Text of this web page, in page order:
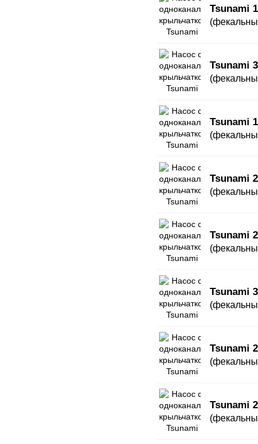
Tsunami
Tsunami
Tsunami
Tsunami
Tsunami
Tsunami
Tsunami
Tsunami